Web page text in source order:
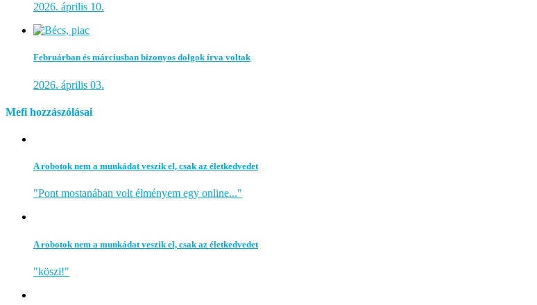
2026. április 10.
Februárban és márciusban bizonyos dolgok írva voltak
2026. április 03.
Mefi hozzászólásai
A robotok nem a munkádat veszik el, csak az életkedvedet
"Pont mostanában volt élményem egy online..."
A robotok nem a munkádat veszik el, csak az életkedvedet
"köszi!"